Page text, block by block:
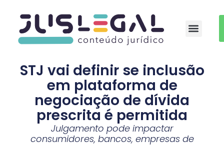
STJ vai definir se inclusão
em plataforma de
negociação de dívida
prescrita é permitida
Julgamento pode impactar
consumidores, bancos, empresas de